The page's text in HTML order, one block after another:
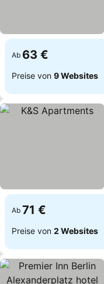
Ab 63 €
Preise von 9 Websites
Ab 71 €
Preise von 2 Websites